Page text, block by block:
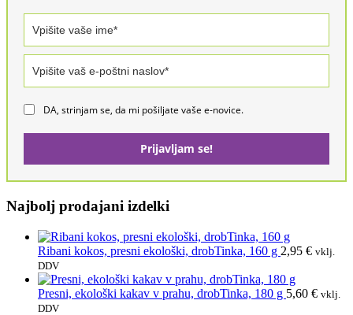
DA, strinjam se, da mi pošiljate vaše e-novice.
Prijavljam se!
Najbolj prodajani izdelki
Ribani kokos, presni ekološki, drobTinka, 160 g 2,95 € vklj.
DDV
Presni, ekološki kakav v prahu, drobTinka, 180 g 5,60 € vklj.
DDV